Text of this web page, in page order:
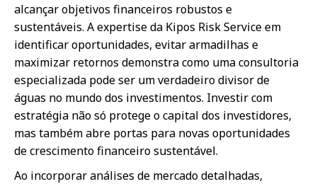
alcançar objetivos financeiros robustos e
sustentáveis. A expertise da Kipos Risk Service em
identificar oportunidades, evitar armadilhas e
maximizar retornos demonstra como uma consultoria
especializada pode ser um verdadeiro divisor de
águas no mundo dos investimentos. Investir com
estratégia não só protege o capital dos investidores,
mas também abre portas para novas oportunidades
de crescimento financeiro sustentável.
Ao incorporar análises de mercado detalhadas,